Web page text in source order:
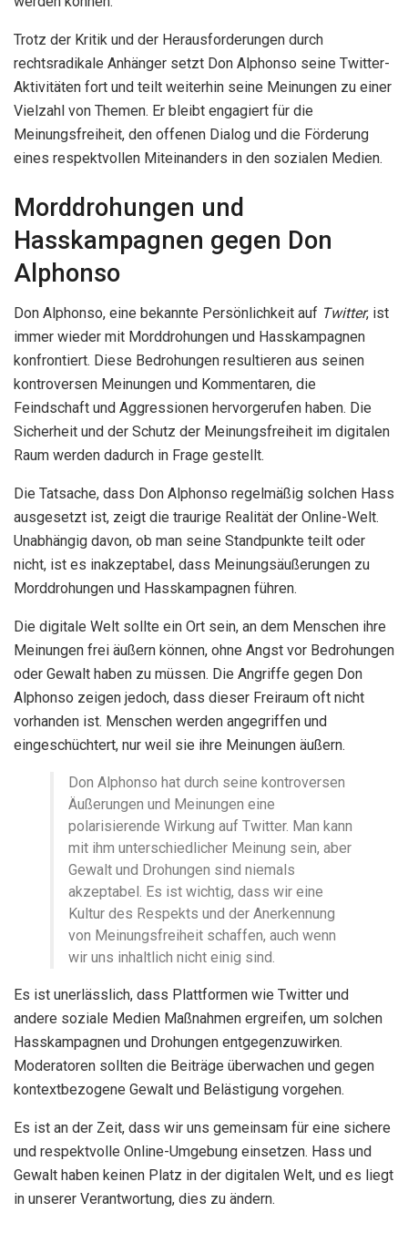
Trotz der Kritik und der Herausforderungen durch
rechtsradikale Anhänger setzt Don Alphonso seine Twitter-
Aktivitäten fort und teilt weiterhin seine Meinungen zu einer
Vielzahl von Themen. Er bleibt engagiert für die
Meinungsfreiheit, den offenen Dialog und die Förderung
eines respektvollen Miteinanders in den sozialen Medien.
Morddrohungen und
Hasskampagnen gegen Don
Alphonso
Don Alphonso, eine bekannte Persönlichkeit auf Twitter, ist
immer wieder mit Morddrohungen und Hasskampagnen
konfrontiert. Diese Bedrohungen resultieren aus seinen
kontroversen Meinungen und Kommentaren, die
Feindschaft und Aggressionen hervorgerufen haben. Die
Sicherheit und der Schutz der Meinungsfreiheit im digitalen
Raum werden dadurch in Frage gestellt.
Die Tatsache, dass Don Alphonso regelmäßig solchen Hass
ausgesetzt ist, zeigt die traurige Realität der Online-Welt.
Unabhängig davon, ob man seine Standpunkte teilt oder
nicht, ist es inakzeptabel, dass Meinungsäußerungen zu
Morddrohungen und Hasskampagnen führen.
Die digitale Welt sollte ein Ort sein, an dem Menschen ihre
Meinungen frei äußern können, ohne Angst vor Bedrohungen
oder Gewalt haben zu müssen. Die Angriffe gegen Don
Alphonso zeigen jedoch, dass dieser Freiraum oft nicht
vorhanden ist. Menschen werden angegriffen und
eingeschüchtert, nur weil sie ihre Meinungen äußern.
Don Alphonso hat durch seine kontroversen
Äußerungen und Meinungen eine
polarisierende Wirkung auf Twitter. Man kann
mit ihm unterschiedlicher Meinung sein, aber
Gewalt und Drohungen sind niemals
akzeptabel. Es ist wichtig, dass wir eine
Kultur des Respekts und der Anerkennung
von Meinungsfreiheit schaffen, auch wenn
wir uns inhaltlich nicht einig sind.
Es ist unerlässlich, dass Plattformen wie Twitter und
andere soziale Medien Maßnahmen ergreifen, um solchen
Hasskampagnen und Drohungen entgegenzuwirken.
Moderatoren sollten die Beiträge überwachen und gegen
kontextbezogene Gewalt und Belästigung vorgehen.
Es ist an der Zeit, dass wir uns gemeinsam für eine sichere
und respektvolle Online-Umgebung einsetzen. Hass und
Gewalt haben keinen Platz in der digitalen Welt, und es liegt
in unserer Verantwortung, dies zu ändern.